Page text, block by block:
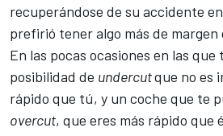
recuperándose de su accidente
prefirió tener algo más de margen
En las pocas ocasiones en las
posibilidad de undercutque no es
rápido que tú, y un coche que te
overcut, que eres más rápido que